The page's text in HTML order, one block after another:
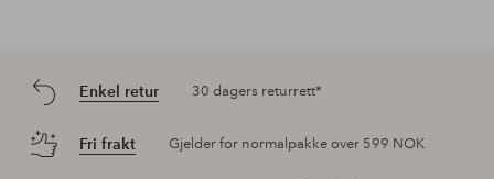
Enkel retur 30 dagers returrett*
Fri frakt Gjelder for normalpakke over 599 NOK